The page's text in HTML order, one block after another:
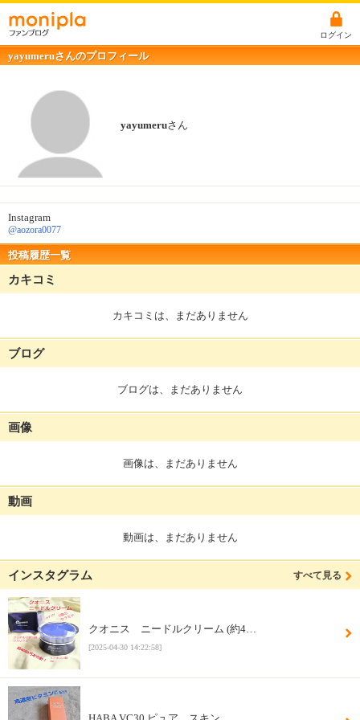
ログイン
yayumeruさんのプロフィール
yayumeruさん
Instagram
@aozora0077
投稿履歴一覧
カキコミ
カキコミは、まだありません
ブログ
ブログは、まだありません
画像
画像は、まだありません
動画
動画は、まだありません
インスタグラム すべて見る
クオニス ニードルクリーム (約4…
[2025-04-30 14:22:58]